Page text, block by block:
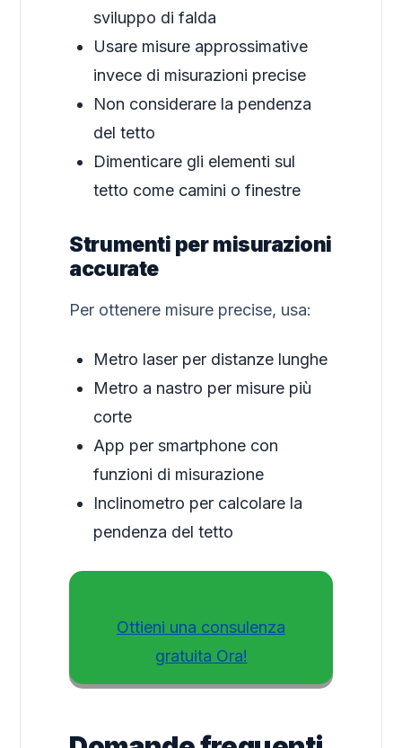
sviluppo di falda
Usare misure approssimative
invece di misurazioni precise
Non considerare la pendenza
del tetto
Dimenticare gli elementi sul
tetto come camini o finestre
Strumenti per misurazioni
accurate
Per ottenere misure precise, usa:
Metro laser per distanze lunghe
Metro a nastro per misure più
corte
App per smartphone con
funzioni di misurazione
Inclinometro per calcolare la
pendenza del tetto
Ottieni una consulenza
gratuita Ora!